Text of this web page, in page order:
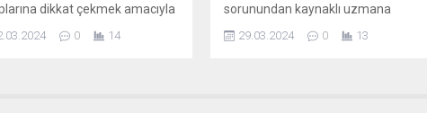
dikkat çekmek amacıyla
da “Elçi Sponsoru” olarak
0 14
sorunundan kaynaklı uzmana
olmadığı burun görünümünü
29.03.2024 0 13